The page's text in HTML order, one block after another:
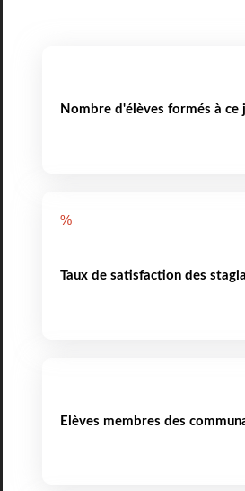
Nombre d'élèves formés à ce
%
Taux de satisfaction des
Elèves membres des